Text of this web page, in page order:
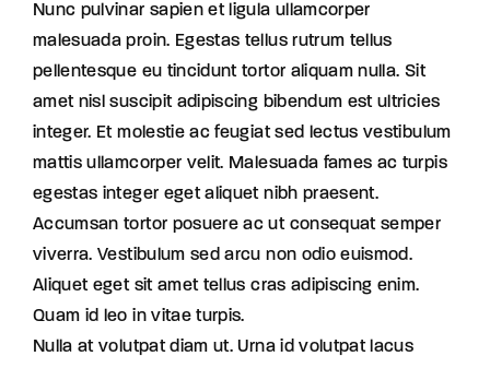
Nunc pulvinar sapien et ligula ullamcorper
malesuada proin. Egestas tellus rutrum tellus
pellentesque eu tincidunt tortor aliquam nulla. Sit
amet nisl suscipit adipiscing bibendum est ultricies
integer. Et molestie ac feugiat sed lectus vestibulum
mattis ullamcorper velit. Malesuada fames ac turpis
egestas integer eget aliquet nibh praesent.
Accumsan tortor posuere ac ut consequat semper
viverra. Vestibulum sed arcu non odio euismod.
Aliquet eget sit amet tellus cras adipiscing enim.
Quam id leo in vitae turpis.
Nulla at volutpat diam ut. Urna id volutpat lacus